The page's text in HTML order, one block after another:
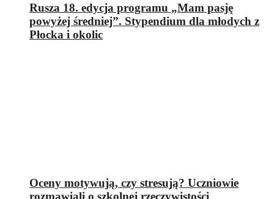
Rusza 18. edycja programu „Mam pasję
powyżej średniej”. Stypendium dla młodych z
Płocka i okolic
Oceny motywują, czy stresują? Uczniowie
rozmawiali o szkolnej rzeczywistości